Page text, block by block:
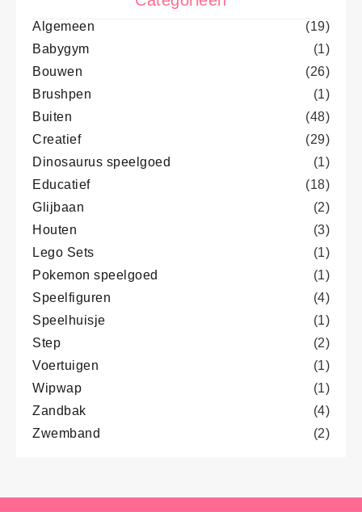
Algemeen
(19)
Babygym
(1)
Bouwen
(26)
Brushpen
(1)
Buiten
(48)
Creatief
(29)
Dinosaurus speelgoed
(1)
Educatief
(18)
Glijbaan
(2)
Houten
(3)
Lego Sets
(1)
Pokemon speelgoed
(1)
Speelfiguren
(4)
Speelhuisje
(1)
Step
(2)
Voertuigen
(1)
Wipwap
(1)
Zandbak
(4)
Zwemband
(2)